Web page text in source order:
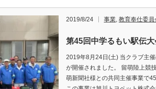
2019/8/24 事業, 教育奉仕委員
第45回中学るもい駅伝
2019年8月24日(土) 当クラブ主
が開催されました。 留萌陸上競
萌新聞社様との共同主催事業で